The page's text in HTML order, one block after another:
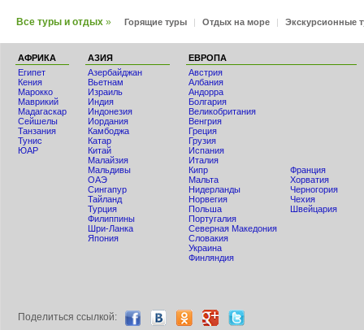
Все туры и отдых » Горящие туры Отдых на море Экскурсионные
АФРИКА
Египет
Кения
Мaрокко
Маврикий
Мадагаскар
Сейшелы
Танзания
Тунис
ЮАР
АЗИЯ
Азербайджан
Вьетнам
Израиль
Индия
Индонезия
Иордания
Камбоджа
Катар
Китай
Малайзия
Мальдивы
ОАЭ
Сингапур
Тайланд
Турция
Филиппины
Шри-Ланка
Япония
ЕВРОПА
Австрия
Албания
Андорра
Болгария
Великобритания
Венгрия
Греция
Грузия
Испания
Италия
Кипр
Мальта
Нидерланды
Норвегия
Польша
Португалия
Северная Македония
Словакия
Украина
Финляндия
Франция
Хорватия
Черногория
Чехия
Швейцария
Поделиться ccылкой: